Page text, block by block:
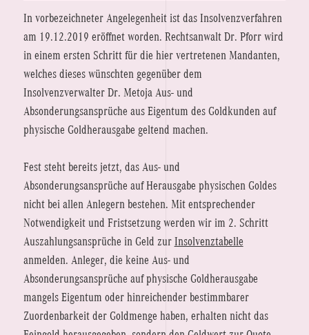
In vorbezeichneter Angelegenheit ist das Insolvenzverfahren
am 19.12.2019 eröffnet worden. Rechtsanwalt Dr. Pforr wird
in einem ersten Schritt für die hier vertretenen Mandanten,
welches dieses wünschten gegenüber dem
Insolvenzverwalter Dr. Metoja Aus- und
Absonderungsansprüche aus Eigentum des Goldkunden auf
physische Goldherausgabe geltend machen.
Fest steht bereits jetzt, das Aus- und
Absonderungsansprüche auf Herausgabe physischen Goldes
nicht bei allen Anlegern bestehen. Mit entsprechender
Notwendigkeit und Fristsetzung werden wir im 2. Schritt
Auszahlungsansprüche in Geld zur Insolvenztabelle
anmelden. Anleger, die keine Aus- und
Absonderungsansprüche auf physische Goldherausgabe
mangels Eigentum oder hinreichender bestimmbarer
Zuordenbarkeit der Goldmenge haben, erhalten nicht das